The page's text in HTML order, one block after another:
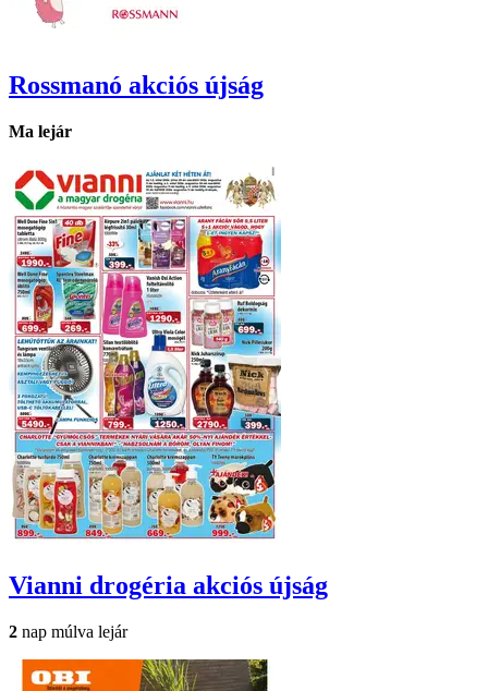
Rossmanó akciós újság
Ma lejár
Vianni drogéria akciós újság
2 nap múlva lejár